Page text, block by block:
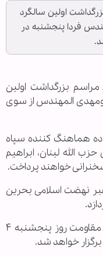
اولین سالگرد
فردا پنجشنبه در
مراسم بزرگداشت اولین
المهندس از سوی
هماهنگ کننده سپاه
الله لبنان، ابراهیم
خواهند پرداخت.
نهضت اسلامی بحرین
مراسم اولین سالگرد فرماندهان شهید مقاومت روز پنجشنبه ۴